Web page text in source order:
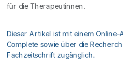
für die Therapeutinnen.
Dieser Artikel ist mit einem
Complete sowie über die
Fachzeitschrift zugänglich.